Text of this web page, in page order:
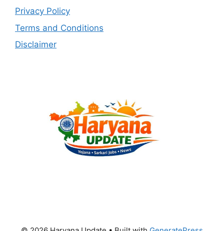
Privacy Policy
Terms and Conditions
Disclaimer